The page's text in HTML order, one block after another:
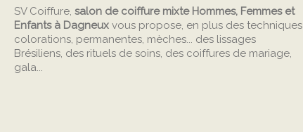
SV Coiffure, salon de coiffure mixte Hommes, Femmes et
Enfants à Dagneux vous propose, en plus des techniques
colorations, permanentes, mèches... des lissages
Brésiliens, des rituels de soins, des coiffures de mariage,
gala...